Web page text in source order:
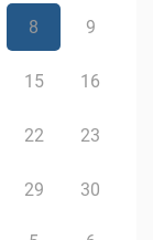
8 9
15 16
22 23
29 30